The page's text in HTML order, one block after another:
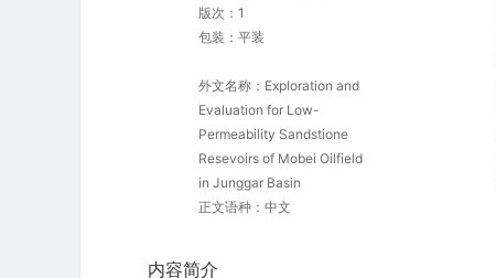
版次：1
包装：平装
外文名称：Exploration and
Evaluation for Low-
Permeability Sandstione
Resevoirs of Mobei Oilfield
in Junggar Basin
正文语种：中文
内容简介